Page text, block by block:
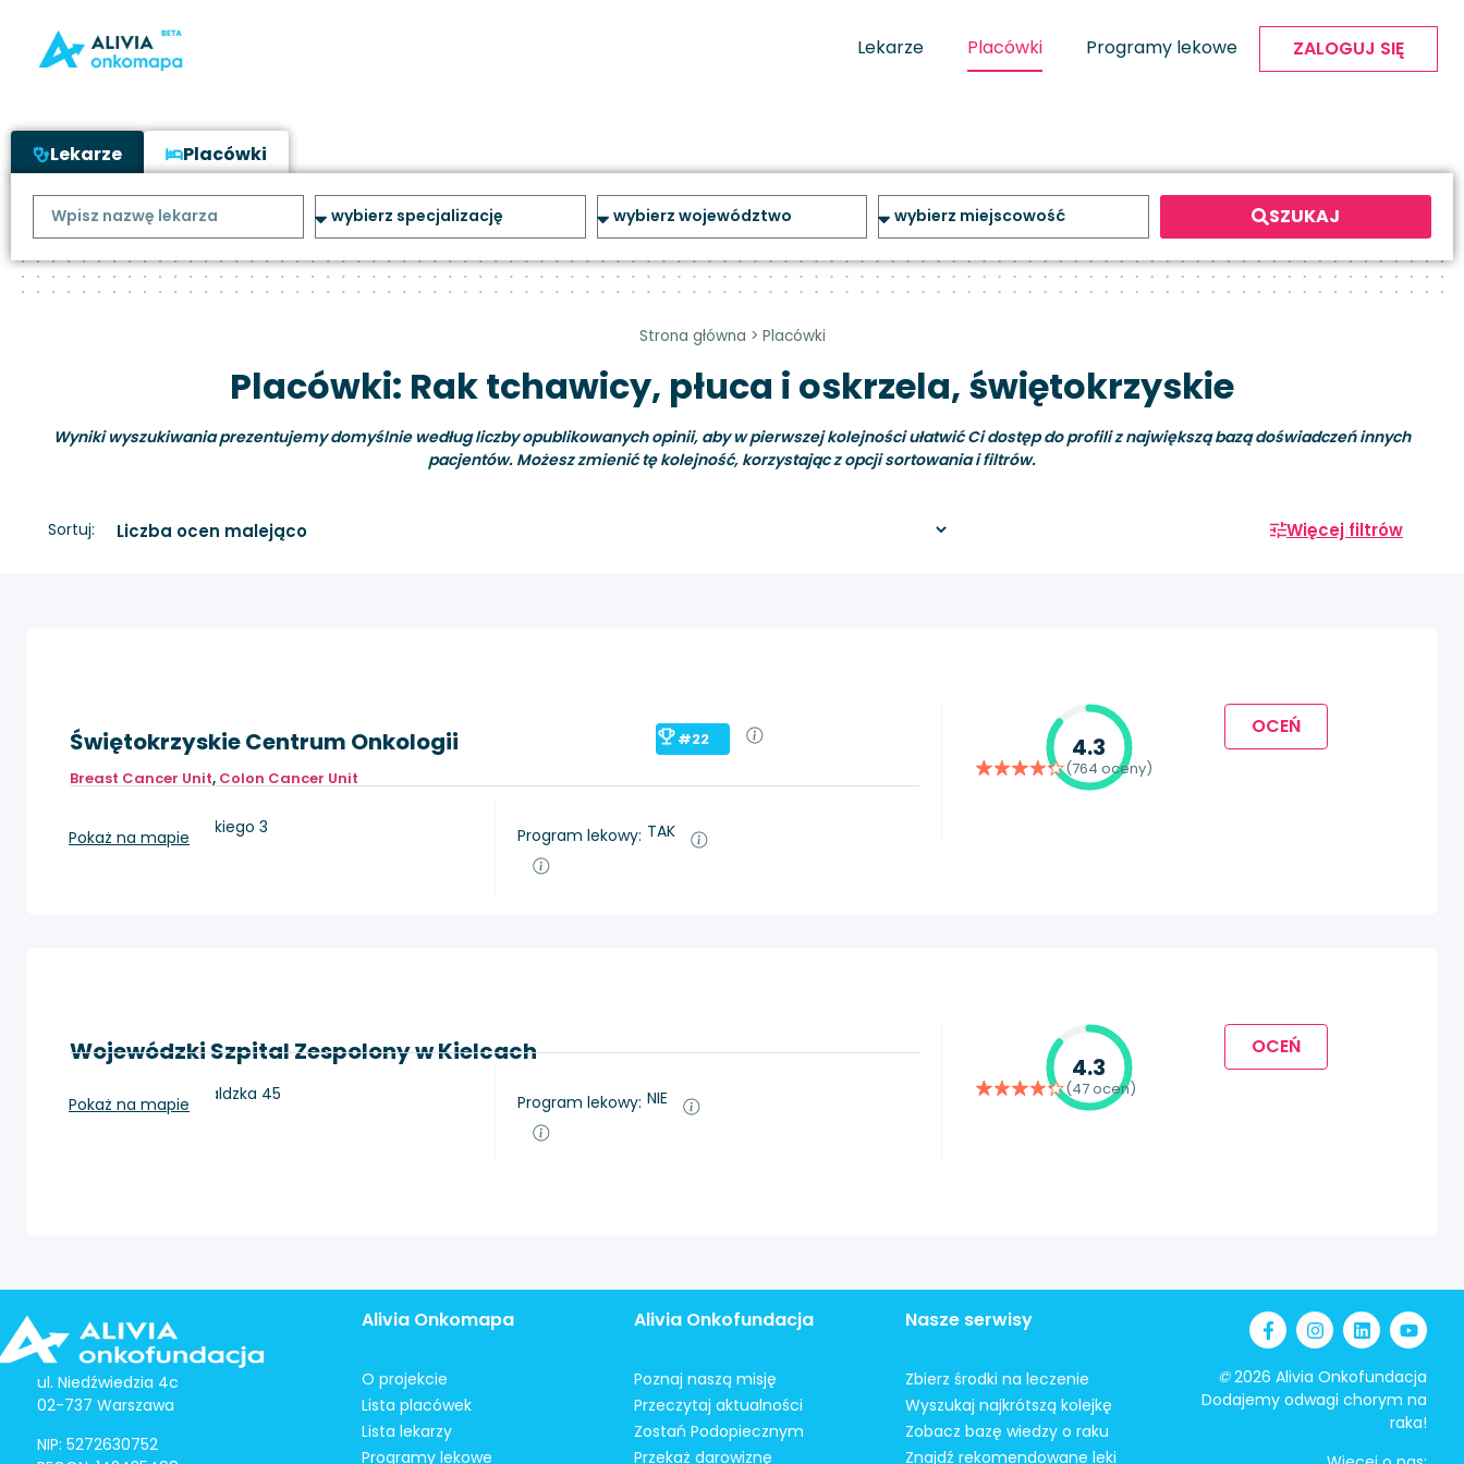
Lekarze Placówki Programy lekowe ZALOGUJ SIĘ
Lekarze Placówki
SZUKAJ
Strona główna > Placówki
Placówki: Rak tchawicy, płuca i oskrzela, świętokrzyskie
Wyniki wyszukiwania prezentujemy domyślnie według liczby opublikowanych opinii, aby w pierwszej kolejności ułatwić Ci dostęp do profili z największą bazą doświadczeń innych
pacjentów. Możesz zmienić tę kolejność, korzystając z opcji sortowania i filtrów.
Sortuj: Więcej filtrów
Świętokrzyskie Centrum Onkologii
#22
Breast Cancer Unit, Colon Cancer Unit
Kielce, ul. Artwińskiego 3
Pokaż na mapie Program lekowy: TAK
4.3
(764 oceny)
OCEŃ
Wojewódzki Szpital Zespolony w Kielcach
Kielce, ul. Grunwaldzka 45
Pokaż na mapie Program lekowy: NIE
4.3
(47 ocen)
OCEŃ
ul. Niedźwiedzia 4c
02-737 Warszawa
NIP: 5272630752
Alivia Onkomapa
O projekcie
Lista placówek
Lista lekarzy
Programy lekowe
Alivia Onkofundacja
Poznaj naszą misję
Przeczytaj aktualności
Zostań Podopiecznym
Przekaż darowiznę
Nasze serwisy
Zbierz środki na leczenie
Wyszukaj najkrótszą kolejkę
Zobacz bazę wiedzy o raku
Znajdź rekomendowane leki
©2026 Alivia Onkofundacja
Dodajemy odwagi chorym na
raka!